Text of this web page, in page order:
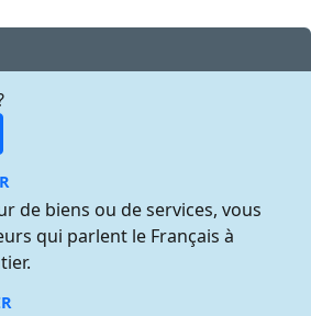
de biens ou de services, vous
qui parlent le Français à